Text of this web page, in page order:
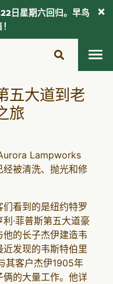
五大道到老
旅
Lampworks
被清洗、抛光和修
看到的是纽约特罗
·菲普斯第五大道豪
的长子杰伊建造韦
发现的韦斯特伯里
其客户杰伊1905年
的大量工作。他详
日星期六回归。早鸟